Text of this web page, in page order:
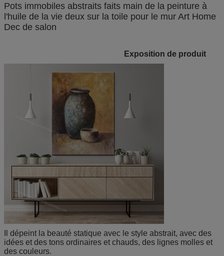
Pots immobiles abstraits faits main de la peinture à
l'huile de la vie deux sur la toile pour le mur Art Home
Dec de salon
Exposition de produit
Il dépeint la beauté statique avec le style abstrait, avec des
idées et des tons ordinaires et chauds, des lignes molles et
des couleurs.